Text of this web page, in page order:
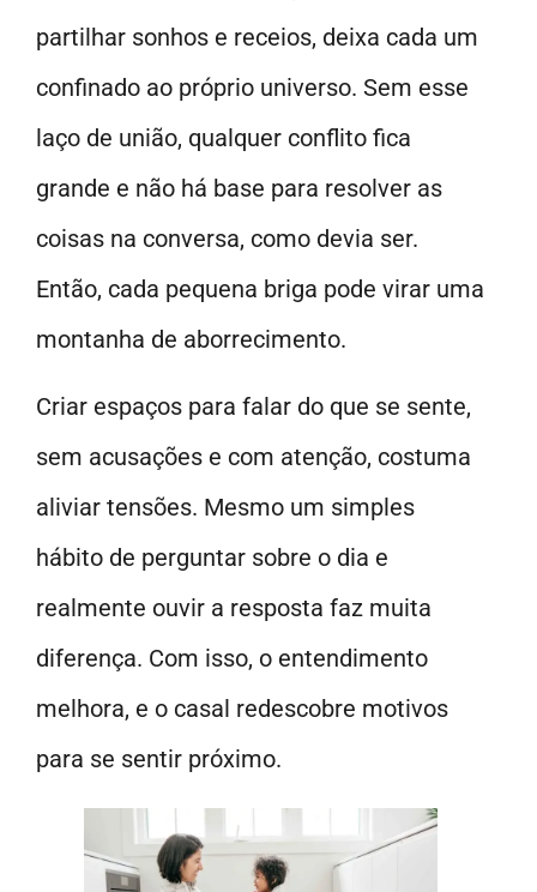
partilhar sonhos e receios, deixa cada um
confinado ao próprio universo. Sem esse
laço de união, qualquer conflito fica
grande e não há base para resolver as
coisas na conversa, como devia ser.
Então, cada pequena briga pode virar uma
montanha de aborrecimento.
Criar espaços para falar do que se sente,
sem acusações e com atenção, costuma
aliviar tensões. Mesmo um simples
hábito de perguntar sobre o dia e
realmente ouvir a resposta faz muita
diferença. Com isso, o entendimento
melhora, e o casal redescobre motivos
para se sentir próximo.